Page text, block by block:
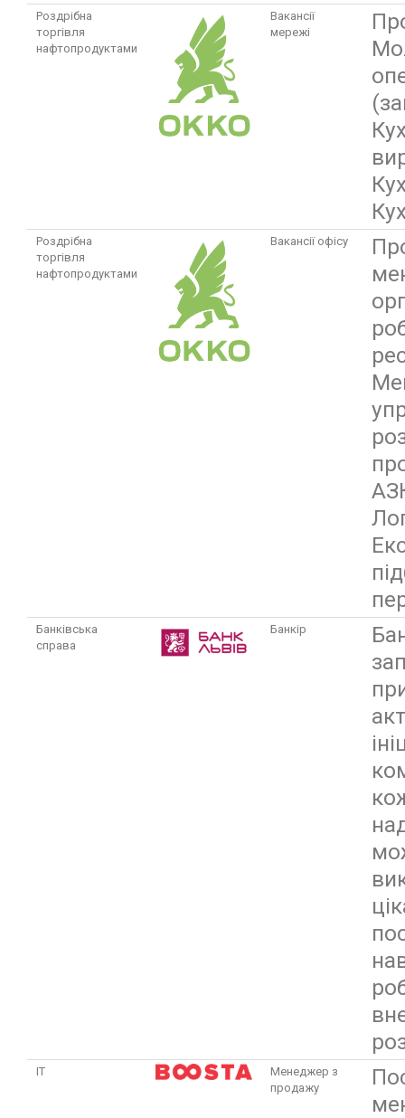
Роздрібна
торгівля
нафтопродуктами
Вакансії
мережі
Роздрібна
торгівля
нафтопродуктами
Вакансії офісу
Банківська
справа
Банкір
ІТ
Менеджер з
продажу